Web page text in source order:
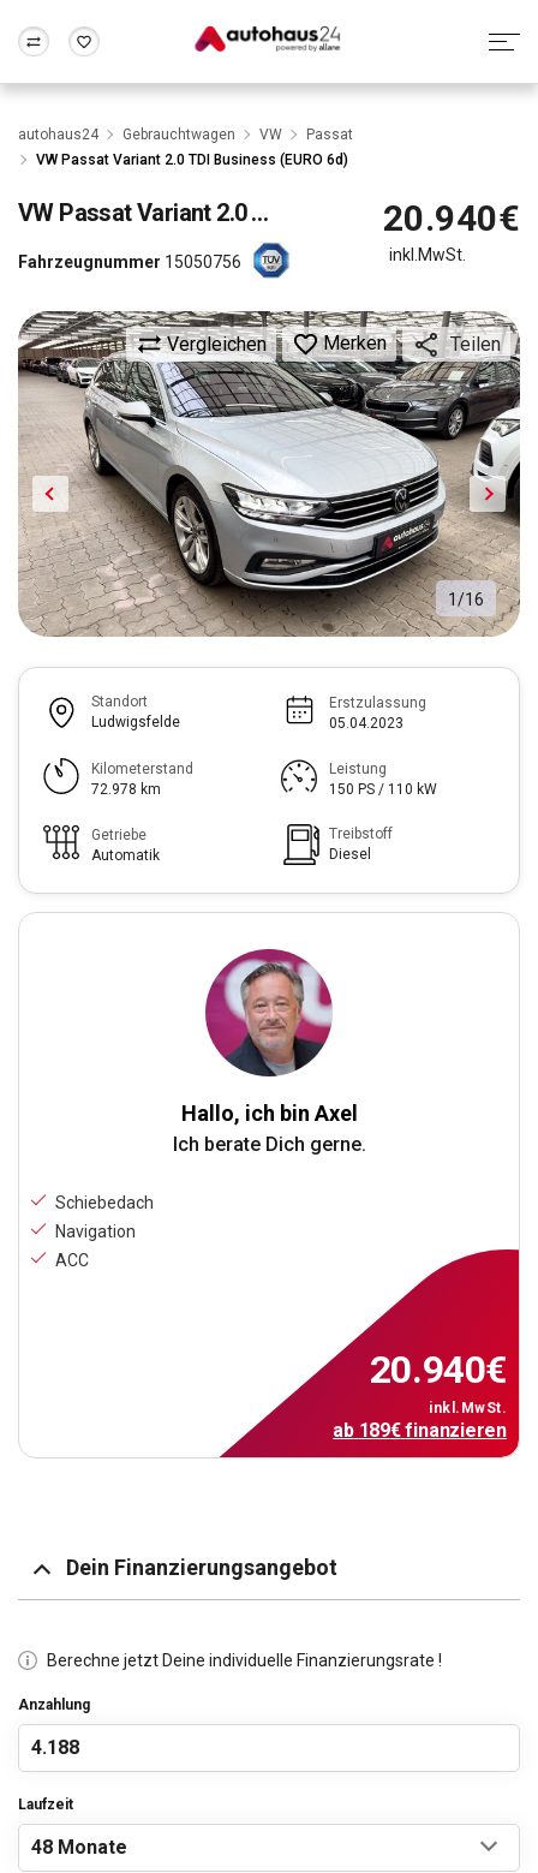
Zum Antrag
Wir bewerten dein Auto
Alle Fragen & Antworten
Rund um die Inzahlungnahme
Frankfurt Wuppertal
autohaus24 Gebrauchtwagen VW
Passat
VW Passat Variant 2.0 TDI Business (EURO 6d)
VW Passat Variant 2.0 TDI Business (EURO 6d)
Fahrzeugnummer 15050756
Vergleichen Merken Teilen
20.940€
inkl.MwSt.
1 /16
Hallo, ich bin Axel
Ich berate Dich gerne.
Schiebedach
Navigation
ACC
20.940€
inkl.MwSt.
ab 189€finanzieren
Standort
Ludwigsfelde
Erstzulassung
05.04.2023
Kilometerstand
72.978 km
Leistung
150 PS / 110 kW
Getriebe
Automatik
Treibstoff
Diesel
Dein Finanzierungsangebot
Berechne jetzt Deine individuelle Finanzierungsrate !
Anzahlung
Laufzeit